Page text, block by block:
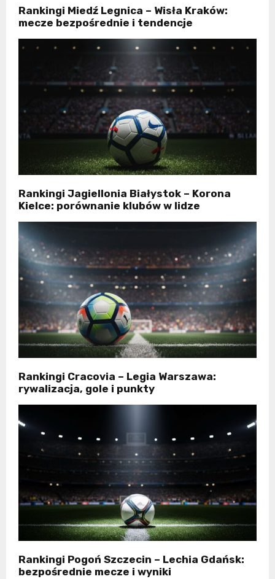
Rankingi Miedź Legnica – Wisła Kraków:
mecze bezpośrednie i tendencje
Rankingi Jagiellonia Białystok – Korona
Kielce: porównanie klubów w lidze
Rankingi Cracovia – Legia Warszawa:
rywalizacja, gole i punkty
Rankingi Pogoń Szczecin – Lechia Gdańsk:
bezpośrednie mecze i wyniki